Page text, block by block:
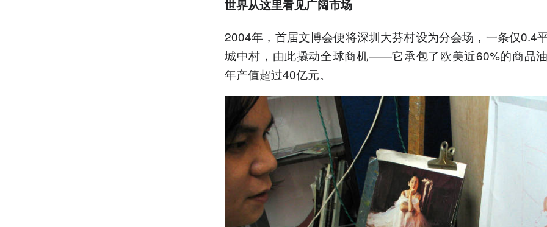
世界从这里看见广阔市场
2004年，首届文博会便将深圳大芬村设为分会场，一条仅0.4
城中村，由此撬动全球商机——它承包了欧美近60%的商品
年产值超过40亿元。